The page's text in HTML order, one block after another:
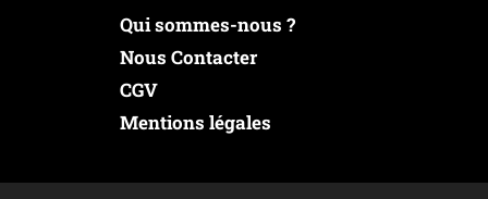
Qui sommes-nous ?
Nous Contacter
CGV
Mentions légales